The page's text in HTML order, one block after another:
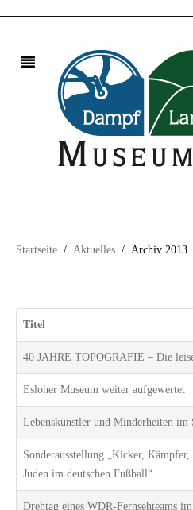
Startseite Aktuelles Archiv 2013
Titel
40 JAHRE TOPOGRAFIE – Die
Esloher Museum weiter aufgewertet
Lebenskünstler und Minderheiten im
Sonderausstellung „Kicker, Kämpfer,
Juden im deutschen Fußball“
Drehtag eines WDR-Fernsehteams